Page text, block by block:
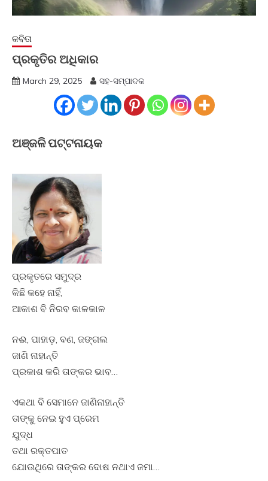
କବିତା
ପ୍ରକୃତିର ଅଧିକାର
March 29, 2025 ସହ-ସମ୍ପାଦକ
ଅଞ୍ଜଳି ପଟ୍ଟନାୟକ
ପ୍ରକୃତରେ ସମୁଦ୍ର
କିଛି କହେ ନାହିଁ,
ଆକାଶ ବି ନିରବ କାଳକାଳ
ନଈ, ପାହାଡ଼, ବଣ, ଜଙ୍ଗଲ
ଜାଣି ନାହାନ୍ତି
ପ୍ରକାଶ କରି ତାଙ୍କର ଭାବ…
ଏକଥା ବି ସେମାନେ ଜାଣିନାହାନ୍ତି
ତାଙ୍କୁ ନେଇ ହୁଏ ପ୍ରେମ
ଯୁଦ୍ଧ
ତଥା ରକ୍ତପାତ
ଯୋଉଥିରେ ତାଙ୍କର ଦୋଷ ନଥାଏ ଜମା…